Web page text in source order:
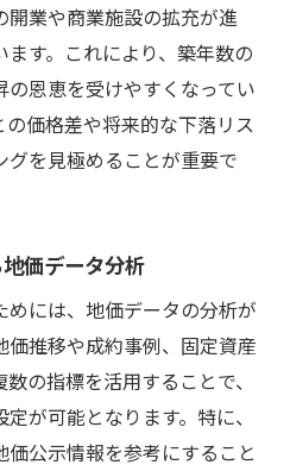
業や商業施設の拡充が進
す。これにより、築年数の
恩恵を受けやすくなってい
価格差や将来的な下落リス
を見極めることが重要で
価データ分析
には、地価データの分析が
推移や成約事例、固定資産
の指標を活用することで、
が可能となります。特に、
公示情報を参考にすること